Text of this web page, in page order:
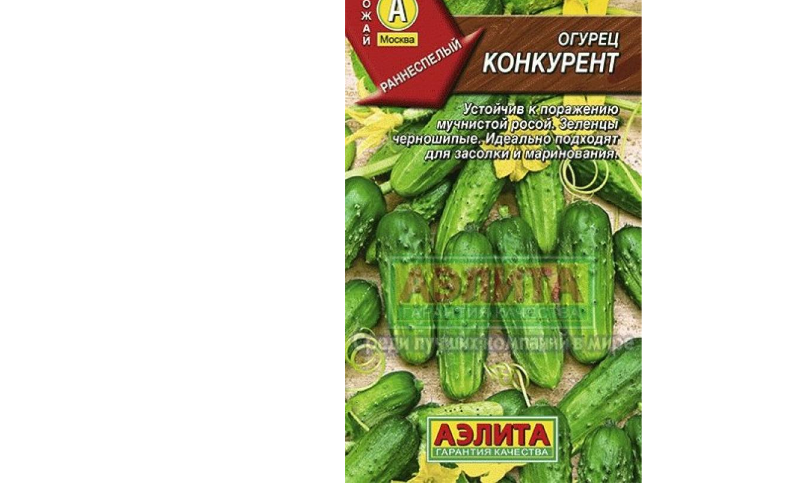
Огурцы для заготовки
Подготовка к
стерилизации
Холодная стерилизация
Огурцы с листьями
Огурцы в томатном
соке
Салатные огурцы
Огурцов без
стерилизации
Огурцы для быстрого
маринования
Огурцы в горчичной
заливке
Обалденные огурцы
Огурцы в томатной
пасте
Огурцы с французской
Огурцы в пакете Огурцы в банке
Огурцы в кастрюле Огурцы без закатки
Огурцы в литровых
банках